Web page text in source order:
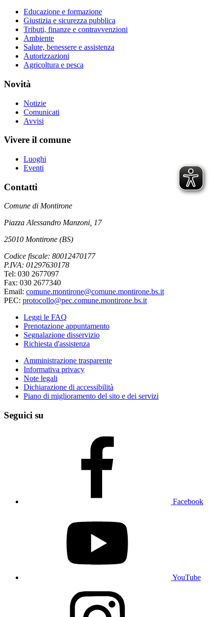
Educazione e formazione
Giustizia e sicurezza pubblica
Tributi, finanze e contravvenzioni
Ambiente
Salute, benessere e assistenza
Autorizzazioni
Agricoltura e pesca
Novità
Notizie
Comunicati
Avvisi
Vivere il comune
Luoghi
Eventi
Contatti
Comune di Montirone
Piazza Alessandro Manzoni, 17
25010 Montirone (BS)
Codice fiscale: 80012470177
P.IVA: 01297630178
Tel: 030 2677097
Fax: 030 2677340
Email: comune.montirone@comune.montirone.bs.it
PEC: protocollo@pec.comune.montirone.bs.it
Leggi le FAQ
Prenotazione appuntamento
Segnalazione disservizio
Richiesta d'assistenza
Amministrazione trasparente
Informativa privacy
Note legali
Dichiarazione di accessibilità
Piano di miglioramento del sito e dei servizi
Seguici su
Facebook
YouTube